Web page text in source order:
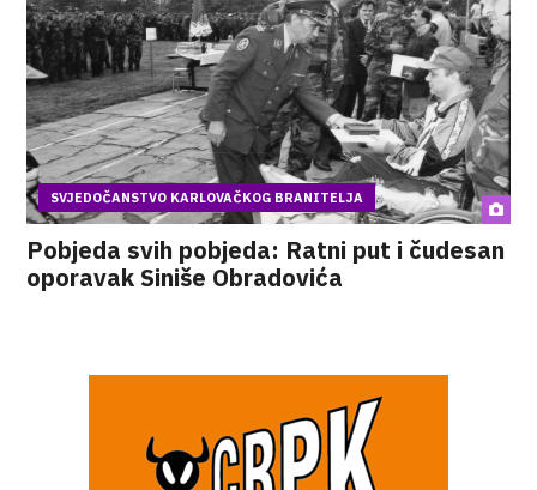
SVJEDOČANSTVO KARLOVAČKOG BRANITELJA
Pobjeda svih pobjeda: Ratni put i čudesan
oporavak Siniše Obradovića